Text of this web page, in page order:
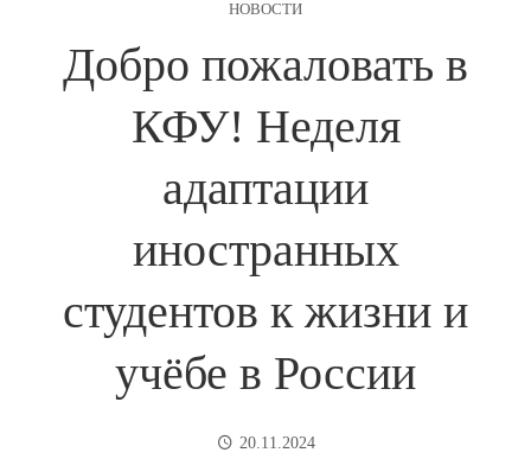
НОВОСТИ
Добро пожаловать в
КФУ! Неделя
адаптации
иностранных
студентов к жизни и
учёбе в России
20.11.2024